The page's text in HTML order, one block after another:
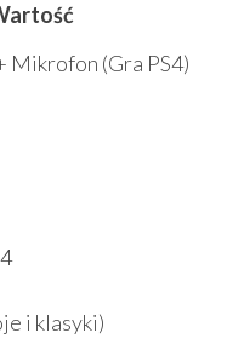
Mikrofon (Gra PS4)
i klasyki)